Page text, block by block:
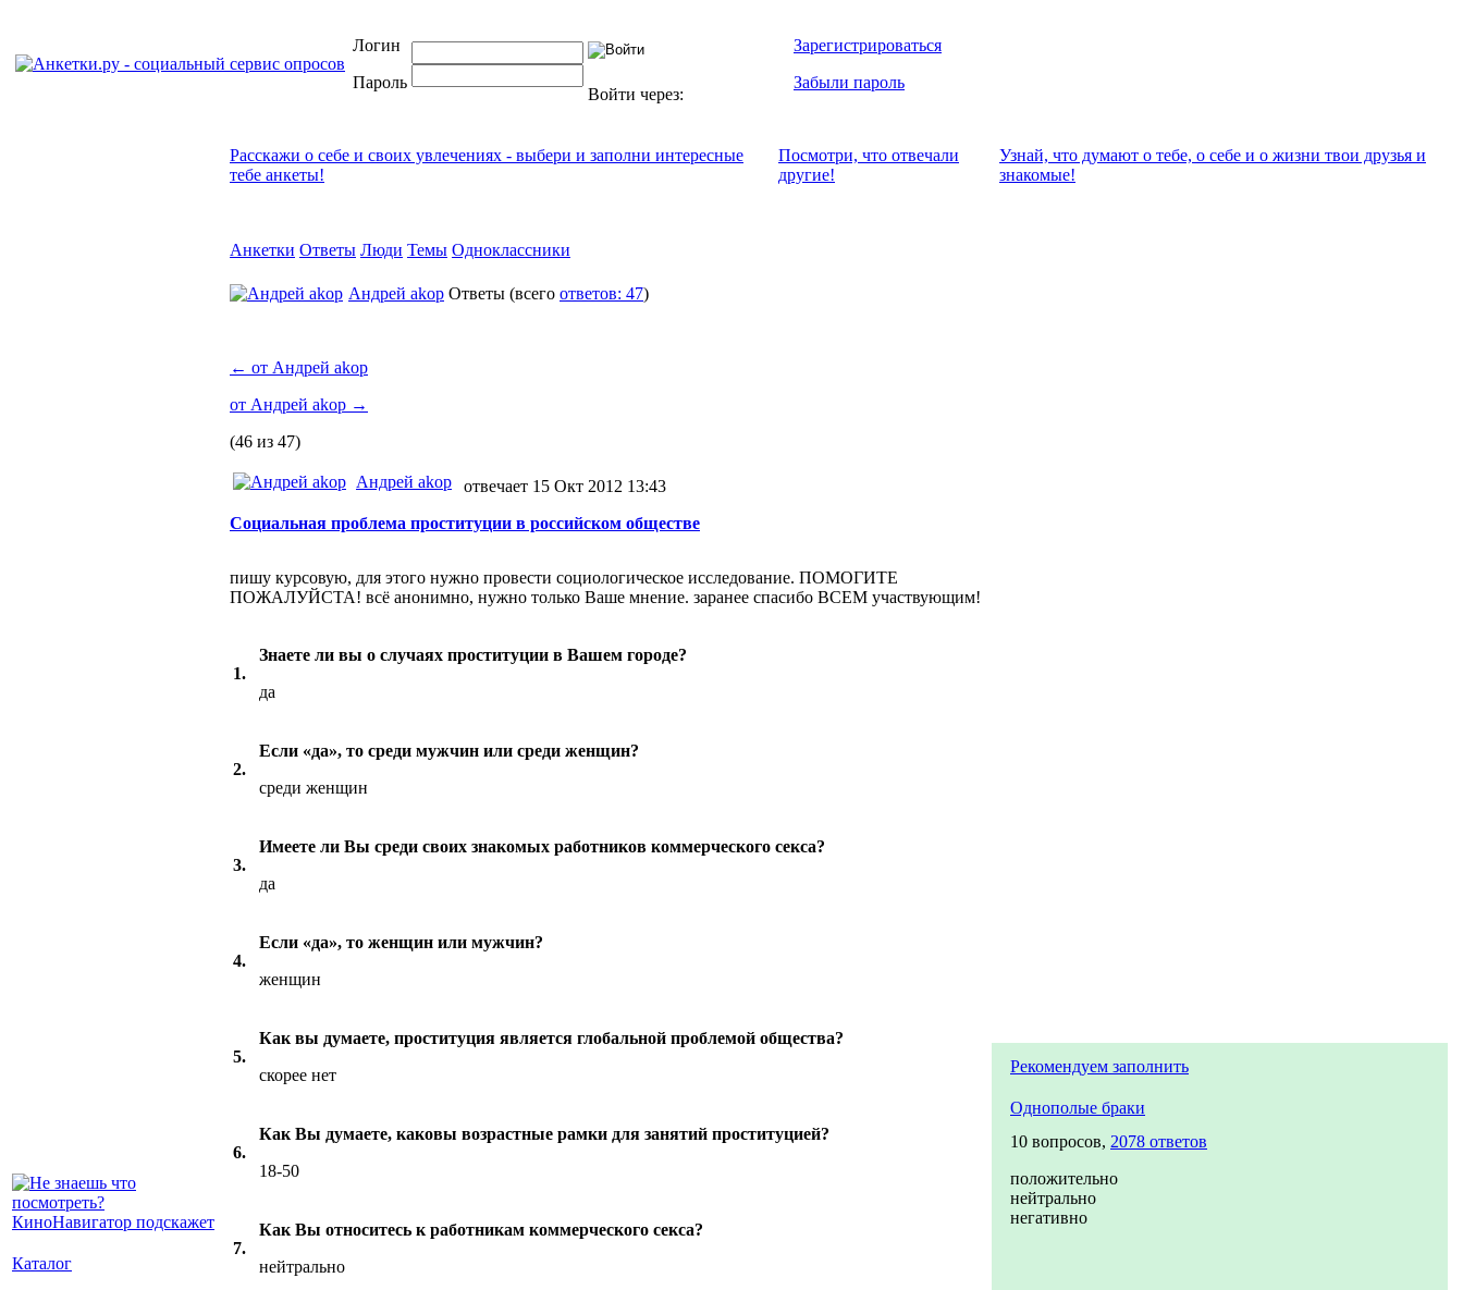
Логин
Пароль
Войти через:
Зарегистрироваться
Забыли пароль
Каталог
Расскажи о себе и своих увлечениях - выбери и заполни интересные
тебе анкеты!
Посмотри, что отвeчали
другие!
Узнай, что думают о тебе, о себе и о жизни твои друзья и
знакомые!
Анкетки Ответы Люди Темы Одноклассники
Андрей akop Ответы (всего ответов: 47)
← от Андрей akop
от Андрей akop →
(46 из 47)
Андрей akop
отвечает 15 Окт 2012 13:43
Социальная проблема проституции в российском обществе
пишу курсовую, для этого нужно провести социологическое исследование. ПОМОГИТЕ
ПОЖАЛУЙСТА! всё анонимно, нужно только Ваше мнение. заранее спасибо ВСЕМ участвующим!
1.
Знаете ли вы о случаях проституции в Вашем городе?
да
2.
Если «да», то среди мужчин или среди женщин?
среди женщин
3.
Имеете ли Вы среди своих знакомых работников коммерческого секса?
да
4.
Если «да», то женщин или мужчин?
женщин
5.
Как вы думаете, проституция является глобальной проблемой общества?
скорее нет
6.
Как Вы думаете, каковы возрастные рамки для занятий проституцией?
18-50
7.
Как Вы относитесь к работникам коммерческого секса?
нейтрально
Рекомендуем заполнить
Однополые браки
10 вопросов, 2078 ответов
положительно
нейтрально
негативно